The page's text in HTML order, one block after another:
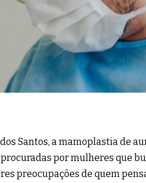
Santos, a mamoplastia de
por mulheres que
preocupações de quem